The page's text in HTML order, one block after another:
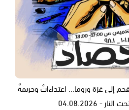
إلى غزة وروما... اعتداءاتٌ وجريمةٌ
04.08.2026